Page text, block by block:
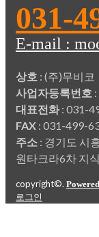
031-
E-mail :
상호 : (주)무비코
사업자등록번호
대표전화: 031-
FAX : 031-499-
주소 : 경기도 시
원타크라6차 지
copyright©.
로그인